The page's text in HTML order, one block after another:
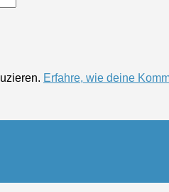
Erfahre, wie deine